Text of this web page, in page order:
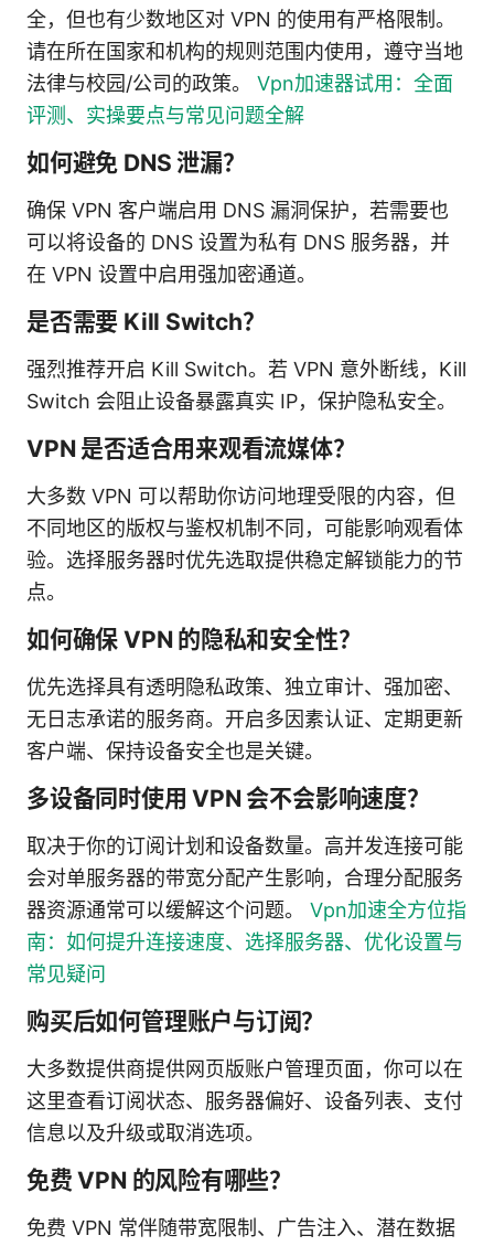
全，但也有少数地区对 VPN 的使用有严格限制。
请在所在国家和机构的规则范围内使用，遵守当地
法律与校园/公司的政策。 Vpn加速器试用：全面
评测、实操要点与常见问题全解
如何避免 DNS 泄漏？
确保 VPN 客户端启用 DNS 漏洞保护，若需要也
可以将设备的 DNS 设置为私有 DNS 服务器，并
在 VPN 设置中启用强加密通道。
是否需要 Kill Switch？
强烈推荐开启 Kill Switch。若 VPN 意外断线，Kill
Switch 会阻止设备暴露真实 IP，保护隐私安全。
VPN 是否适合用来观看流媒体？
大多数 VPN 可以帮助你访问地理受限的内容，但
不同地区的版权与鉴权机制不同，可能影响观看体
验。选择服务器时优先选取提供稳定解锁能力的节
点。
如何确保 VPN 的隐私和安全性？
优先选择具有透明隐私政策、独立审计、强加密、
无日志承诺的服务商。开启多因素认证、定期更新
客户端、保持设备安全也是关键。
多设备同时使用 VPN 会不会影响速度？
取决于你的订阅计划和设备数量。高并发连接可能
会对单服务器的带宽分配产生影响，合理分配服务
器资源通常可以缓解这个问题。 Vpn加速全方位指
南：如何提升连接速度、选择服务器、优化设置与
常见疑问
购买后如何管理账户与订阅？
大多数提供商提供网页版账户管理页面，你可以在
这里查看订阅状态、服务器偏好、设备列表、支付
信息以及升级或取消选项。
免费 VPN 的风险有哪些？
免费 VPN 常伴随带宽限制、广告注入、潜在数据